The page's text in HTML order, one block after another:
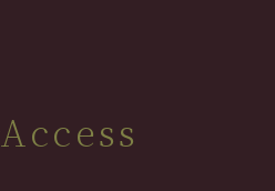
Access